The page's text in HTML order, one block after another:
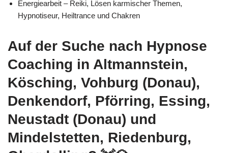
Energiearbeit – Reiki, Lösen karmischer Themen,
Hypnotiseur, Heiltrance und Chakren
Auf der Suche nach Hypnose
Coaching in Altmannstein,
Kösching, Vohburg (Donau),
Denkendorf, Pförring, Essing,
Neustadt (Donau) und
Mindelstetten, Riedenburg,